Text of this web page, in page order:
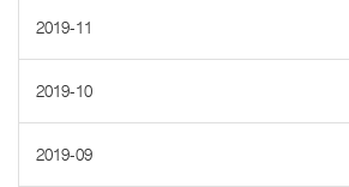
2019-11
2019-10
2019-09